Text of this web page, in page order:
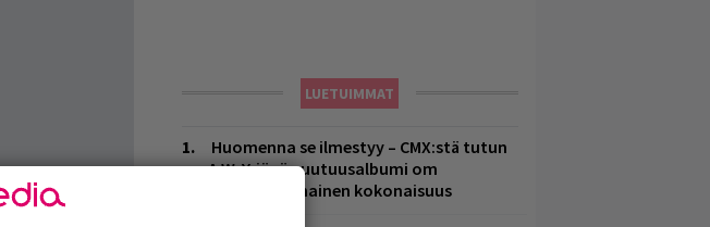
LUETUIMMAT
Huomenna se ilmestyy – CMX:stä tutun
A.W. Yrjänän uutuusalbumi om
mammuttimainen kokonaisuus